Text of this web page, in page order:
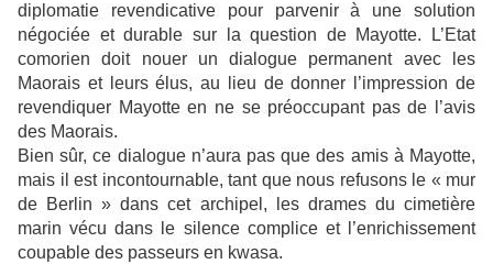
diplomatie revendicative pour parvenir à une solution
négociée et durable sur la question de Mayotte. L’Etat
comorien doit nouer un dialogue permanent avec les
Maorais et leurs élus, au lieu de donner l’impression de
revendiquer Mayotte en ne se préoccupant pas de l’avis
des Maorais.
Bien sûr, ce dialogue n’aura pas que des amis à Mayotte,
mais il est incontournable, tant que nous refusons le « mur
de Berlin » dans cet archipel, les drames du cimetière
marin vécu dans le silence complice et l’enrichissement
coupable des passeurs en kwasa.